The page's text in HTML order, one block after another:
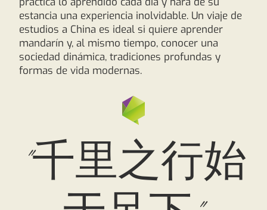
estancia una experiencia inolvidable. Un viaje de
estudios a China es ideal si quiere aprender
mandarín y, al mismo tiempo, conocer una
sociedad dinámica, tradiciones profundas y
formas de vida modernas.
"千里之行始